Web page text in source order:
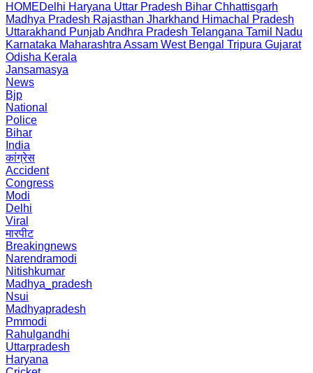
HOMEDelhi Haryana Uttar Pradesh Bihar Chhattisgarh
Madhya Pradesh Rajasthan Jharkhand Himachal Pradesh
Uttarakhand PunjabAndhra Pradesh Telangana Tamil Nadu
Karnataka Maharashtra Assam West Bengal Tripura Gujarat
Odisha Kerala
Jansamasya
News
Bjp
National
Police
Bihar
India
कांग्रेस
Accident
Congress
Modi
Delhi
Viral
मारपीट
Breakingnews
Narendramodi
Nitishkumar
Madhya_pradesh
Nsui
Madhyapradesh
Pmmodi
Rahulgandhi
Uttarpradesh
Haryana